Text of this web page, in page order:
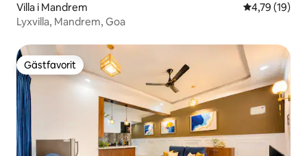
Villa i Mandrem 4,79 av 5 i
4,79 (19)
Lyxvilla, Mandrem, Goa
Gästfavorit
Gästfavorit